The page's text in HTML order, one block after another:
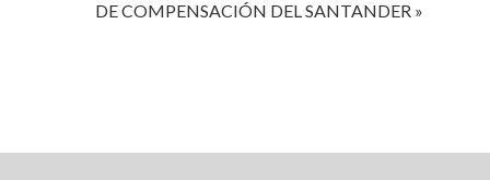
DE COMPENSACIÓN DEL SANTANDER »